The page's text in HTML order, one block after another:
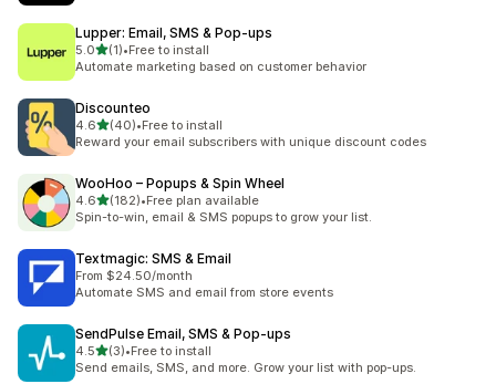
Lupper: Email, SMS & Pop‑ups
5.05つ星中
(1)
合計レビュー数：1件
•Free to install
Automate marketing based on customer behavior
Discounteo
4.65つ星中
(40)
合計レビュー数：40件
•Free to install
Reward your email subscribers with unique discount codes
WooHoo – Popups & Spin Wheel
4.65つ星中
(182)
合計レビュー数：182件
•Free plan available
Spin-to-win, email & SMS popups to grow your list.
Textmagic: SMS & Email
From $24.50/month
Automate SMS and email from store events
SendPulse Email, SMS & Pop‑ups
4.55つ星中
(3)
合計レビュー数：3件
•Free to install
Send emails, SMS, and more. Grow your list with pop-ups.